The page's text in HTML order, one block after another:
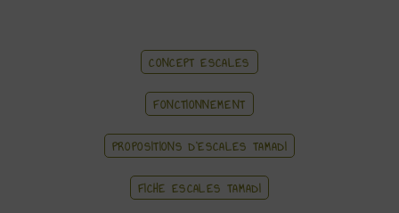
CONCEPT ESCALES
FONCTIONNEMENT
PROPOSITIONS D'ESCALES TAMADI
FICHE ESCALES TAMADI